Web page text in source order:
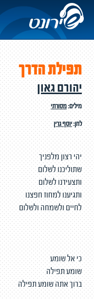
תפילת הדרך
יהורם גאון
מילים:מסורתי
לחן:יוסף גרין
יהי רצון מלפניך
שתוליכנו לשלום
ותצעידנו לשלום
ותגיענו למחוז חפצנו
לחיים ולשמחה ולשלום
כי אל שומע
שומע תפילה
ברוך אתה שומע תפילה